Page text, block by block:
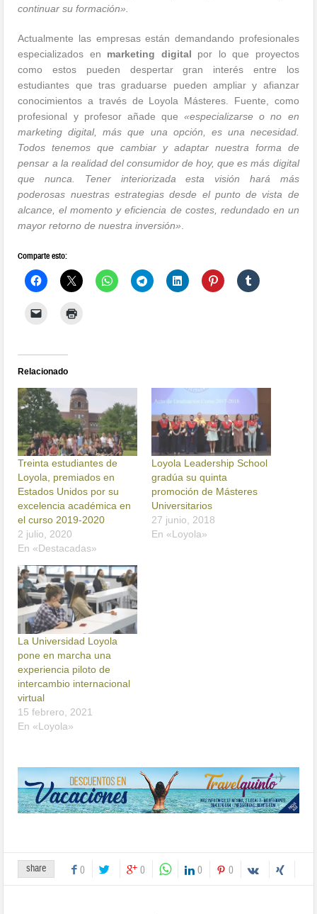
continuar su formación».
Actualmente las empresas están demandando profesionales
especializados en marketing digital por lo que proyectos
como estos pueden despertar gran interés entre los
estudiantes que tras graduarse pueden ampliar y afianzar
conocimientos a través de Loyola Másteres. Fuente, como
profesional y profesor añade que«especializarse o no en
marketing digital, más que una opción, es una necesidad.
Todos tenemos que cambiar y adaptar nuestra forma de
pensar a la realidad del consumidor de hoy, que es más digital
que nunca. Tener interiorizada esta visión hará más
poderosas nuestras estrategias desde el punto de vista de
alcance, el momento y eficiencia de costes, redundado en un
mayor retorno de nuestra inversión»
Comparte esto:
Relacionado
Treinta estudiantes de
Loyola, premiados en
Estados Unidos por su
excelencia académica en
el curso 2019-2020
2 julio, 2020
En «Destacadas»
Loyola Leadership School
gradúa su quinta
promoción de Másteres
Universitarios
27 junio, 2018
En «Loyola»
La Universidad Loyola
pone en marcha una
experiencia piloto de
intercambio internacional
virtual
15 febrero, 2021
En «Loyola»
share 0 0 0 0